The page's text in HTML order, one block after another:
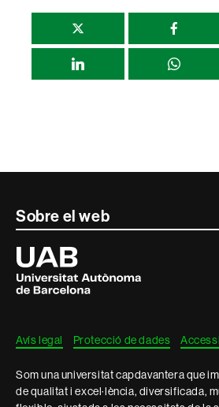
Compartir
esta
Contacte
informació
legal
Sobre el web
Universitat
Autònoma
de
Barcelona
Avís legal Protecció de dades
Som una universitat capdavantera que
de qualitat i excel·lència, diversificada,